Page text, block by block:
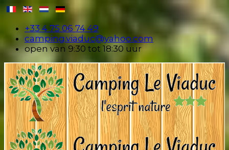
+33 4 75 06 74 49
camping.viaduc@yahoo.com
open van 9:30 tot 18:30 uur